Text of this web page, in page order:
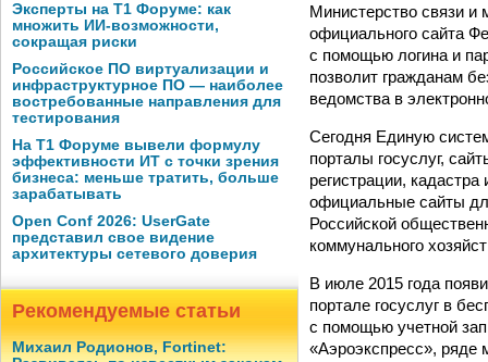
Эксперты на Т1 Форуме: как
множить ИИ-возможности,
сокращая риски
Российское ПО виртуализации и
инфраструктурное ПО — наиболее
востребованные направления для
тестирования
На Т1 Форуме вывели формулу
эффективности ИТ с точки зрения
бизнеса: меньше тратить, больше
зарабатывать
Open Conf 2026: UserGate
представил свое видение
архитектуры сетевого доверия
Рекомендуемые статьи
Михаил Родионов, Fortinet:
Министерство связи и
официального сайта
с помощью логина и
позволит гражданам
ведомства в
Сегодня Единую
порталы госуслуг,
регистрации,
официальные сайты
Российской
коммунального
В июле 2015 года
портале госуслуг в
с помощью учетной
«Аэроэкспресс», ряде